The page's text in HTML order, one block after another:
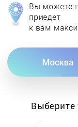
Вы можете
приедет
к вам
Москва
Выберите